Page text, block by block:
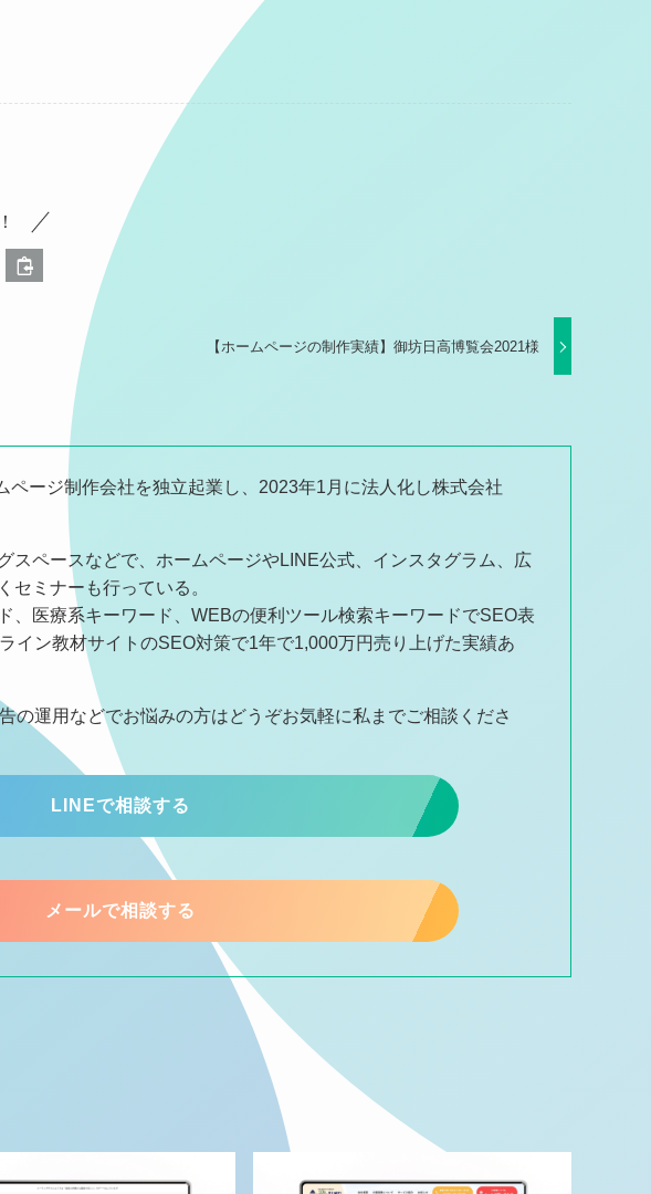
【ホームページの制作実績】御坊日高博覧会2021様
ページ制作会社を独立起業し、2023年1月に法人化し株式会社
スペースなどで、ホームページやLINE公式、インスタグラム、広
セミナーも行っている。
、医療系キーワード、WEBの便利ツール検索キーワードでSEO表
イン教材サイトのSEO対策で1年で1,000万円売り上げた実績あ
の運用などでお悩みの方はどうぞお気軽に私までご相談くださ
LINEで相談する
メールで相談する